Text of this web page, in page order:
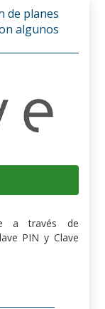
de planes
algunos
a través de
PIN y Clave